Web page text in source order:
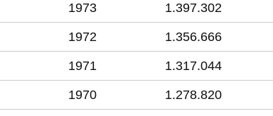
1973 1.397.302
1972 1.356.666
1971 1.317.044
1970 1.278.820